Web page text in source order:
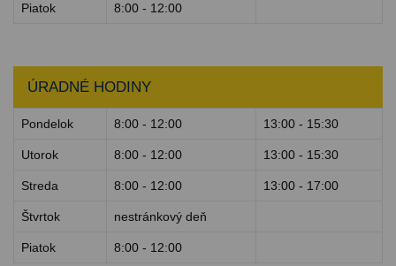
Piatok 8:00 - 12:00
ÚRADNÉ HODINY
Pondelok 8:00 - 12:00 13:00 - 15:30
Utorok 8:00 - 12:00 13:00 - 15:30
Streda 8:00 - 12:00 13:00 - 17:00
Štvrtok nestránkový deň
Piatok 8:00 - 12:00